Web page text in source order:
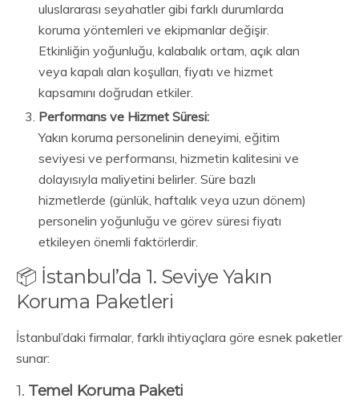
uluslararası seyahatler gibi farklı durumlarda
koruma yöntemleri ve ekipmanlar değişir.
Etkinliğin yoğunluğu, kalabalık ortam, açık alan
veya kapalı alan koşulları, fiyatı ve hizmet
kapsamını doğrudan etkiler.
Performans ve Hizmet Süresi:
Yakın koruma personelinin deneyimi, eğitim
seviyesi ve performansı, hizmetin kalitesini ve
dolayısıyla maliyetini belirler. Süre bazlı
hizmetlerde (günlük, haftalık veya uzun dönem)
personelin yoğunluğu ve görev süresi fiyatı
etkileyen önemli faktörlerdir.
📦 İstanbul’da 1. Seviye Yakın
Koruma Paketleri
İstanbul’daki firmalar, farklı ihtiyaçlara göre esnek paketler
sunar:
1. Temel Koruma Paketi